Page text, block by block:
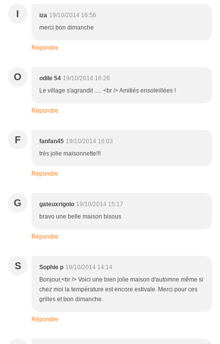
I iza 19/10/2014 16:56
merci bon dimanche
Répondre
O odile 54 19/10/2014 16:26
Le village s'agrandit ..... <br /> Amitiés ensoleillées !
Répondre
F fanfan45 19/10/2014 16:03
très jolie maisonnette!!!
Répondre
G gateuxrigolo 19/10/2014 15:17
bravo une belle maison bisous
Répondre
S Sophie p 19/10/2014 14:14
Bonjour,<br /> Voici une bien jolie maison d'automne même si
chez moi la température est encore estivale. Merci pour ces
grilles et bon dimanche.
Répondre